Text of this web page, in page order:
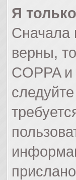
Я
Сначала
верны,
COPPA